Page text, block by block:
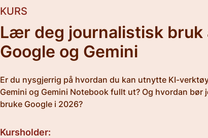
KURS
Lær deg journalistisk bruk
Google og Gemini
Er du nysgjerrig på hvordan du kan utnytte KI-
Gemini og Gemini Notebook fullt ut? Og hvordan bør
bruke Google i 2026?
Kursholder: